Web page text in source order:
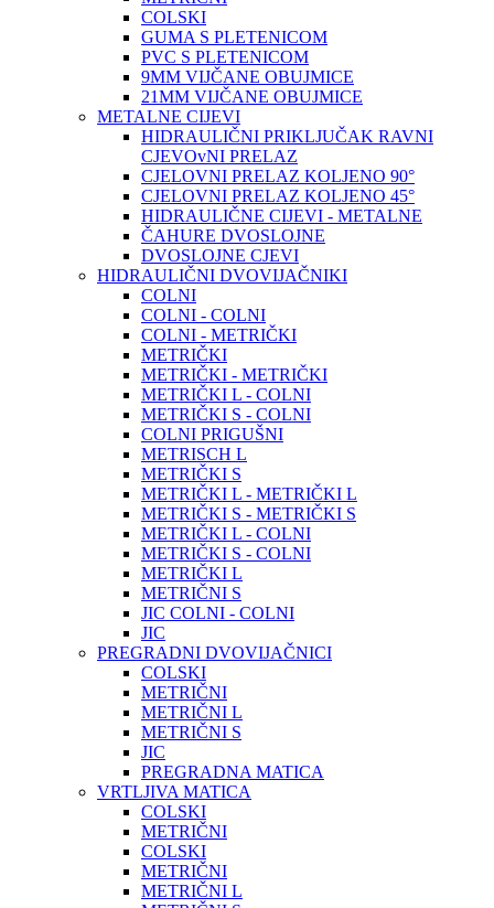
COLSKI
GUMA S PLETENICOM
PVC S PLETENICOM
9MM VIJČANE OBUJMICE
21MM VIJČANE OBUJMICE
METALNE CIJEVI
HIDRAULIČNI PRIKLJUČAK RAVNI
CJEVOvNI PRELAZ
CJELOVNI PRELAZ KOLJENO 90°
CJELOVNI PRELAZ KOLJENO 45°
HIDRAULIČNE CIJEVI - METALNE
ČAHURE DVOSLOJNE
DVOSLOJNE CJEVI
HIDRAULIČNI DVOVIJAČNIKI
COLNI
COLNI - COLNI
COLNI - METRIČKI
METRIČKI
METRIČKI - METRIČKI
METRIČKI L - COLNI
METRIČKI S - COLNI
COLNI PRIGUŠNI
METRISCH L
METRIČKI S
METRIČKI L - METRIČKI L
METRIČKI S - METRIČKI S
METRIČKI L - COLNI
METRIČKI S - COLNI
METRIČKI L
METRIČNI S
JIC COLNI - COLNI
JIC
PREGRADNI DVOVIJAČNICI
COLSKI
METRIČNI
METRIČNI L
METRIČNI S
JIC
PREGRADNA MATICA
VRTLJIVA MATICA
COLSKI
METRIČNI
COLSKI
METRIČNI
METRIČNI L